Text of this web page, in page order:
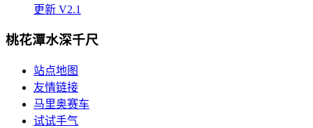
更新 V2.1
桃花潭水深千尺
站点地图
友情链接
马里奥赛车
试试手气